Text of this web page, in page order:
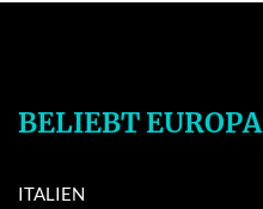
BELIEBT EUROPA
ITALIEN